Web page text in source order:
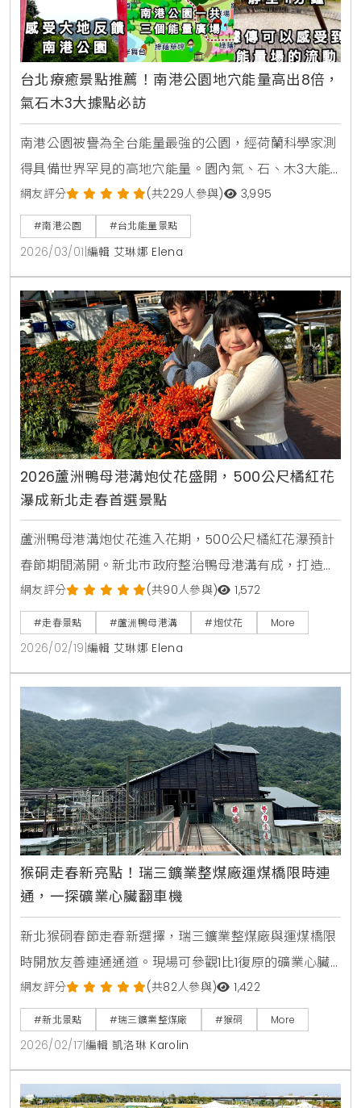
台北療癒景點推薦！南港公園地穴能量高出8倍，
氣石木3大據點必訪
南港公園被譽為全台能量最強的公園，經荷蘭科學家測
得具備世界罕見的高地穴能量。園內氣、石、木3大能
量點提供優於森林浴的療癒感。本文帶您探索南港公園
交通資訊、能量點分佈與親子設施，體驗台北最神祕的
心靈場域。
網友評分 (共229人參與) 3,995
#南港公園 #台北能量景點
2026/03/01 編輯 艾琳娜 Elena
2026蘆洲鴨母港溝炮仗花盛開，500公尺橘紅花
瀑成新北走春首選景點
蘆洲鴨母港溝炮仗花進入花期，500公尺橘紅花瀑預計
春節期間滿開。新北市政府整治鴨母港溝有成，打造適
合走春的賞花廊道，市民可搭乘捷運轉乘公車輕鬆抵
達，感受春日暖陽下的喜慶氛圍與浪漫光雕夜景。
網友評分 (共90人參與) 1,572
#走春景點 #蘆洲鴨母港溝 #炮仗花 More
2026/02/19 編輯 艾琳娜 Elena
猴硐走春新亮點！瑞三鑛業整煤廠運煤橋限時連
通，一探礦業心臟翻車機
新北猴硐春節走春新選擇，瑞三鑛業整煤廠與運煤橋限
時開放友善連通通道。現場可參觀1比1復原的礦業心臟
翻車機，近距離感受臺灣煤礦文化，是適合全家出遊的
低碳深度旅遊路線。
網友評分 (共82人參與) 1,422
#新北景點 #瑞三鑛業整煤廠 #猴硐 More
2026/02/17 編輯 凱洛琳 Karolin